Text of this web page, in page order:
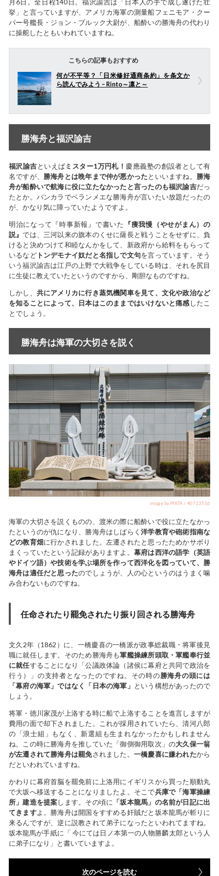
月6日。全日程140日。福沢諭吉は「日本人の手で成し遂げた壮
挙」と言っていますが、アメリカ海軍の測量船フェニモア・クー
パー号艦長・ジョン・ブルック大尉が、船酔いの勝海舟の代わり
に操舵したともいわれていますね。
こちらの記事もおすすめ
何が不平等？「日米修好通商条約」を条文か
ら読んでみよう – Rinto～凛と～
勝海舟と福沢諭吉
福沢諭吉といえばミスター1万円札！ 慶應義塾の創設者として有
名ですが、 勝海舟とは晩年まで仲が悪かったといいますね。 勝海
舟が船酔いで航海に役に立たなかったと言ったのも福沢諭吉だっ
たとか。バンカラでベランメエな勝海舟が言いたい放題だったの
が、かなり気に障っていたようですよ。
明治になって『時事新報』で書いた
『痩我慢（やせがまん）の
説』 では、三河以来の旗本のくせに薩長と戦うことをせずに、負
けると決めつけて和睦なんかをして、新政府から給料をもらって
いるなどトンデモナイ奴だと名指しで文句を言っています。そう
いう福沢諭吉は江戸の上野で大戦争をしている時は、それを尻目
に生徒に教えていたというのですから、剛胆なものですね。
しかし、 共にアメリカに行き蒸気機関車を見て、文化や政治など
を知ることによって、日本はこのままではいけないと痛感 したこ
とでしょう。
勝海舟は海軍の大切さを説く
image by PIXTA / 40713516
海軍の大切さを説くものの、渡米の際に船酔いで役に立たなかっ
たというのが仇になり、勝海舟はしばらく洋学教育や砲術指南な
どの教育畑に行かされました。左遷されたと思ったためかサボり
まくっていたという記録がありますよ。 幕府は西洋の語学（英語
やドイツ語）や技術を学ぶ場所を作って西洋化を図っていて、勝
海舟は適任だと思ったのでしょうが、人の心というのはうまく噛
み合わないものですね。
任命されたり罷免されたり振り回される勝海舟
文久2年（1862）に、一橋慶喜の一橋派が政事総裁職・将軍後見
職に就任します。そのため勝海舟も軍艦操練所頭取・軍艦奉行並
に就任することになり「公議政体論（諸侯に幕府と共同で政治を
行う）」の支持者となったのですね。その時の勝海舟の頭には
「幕府の海軍」ではなく「日本の海軍」 という構想があったので
しょう。
将軍・徳川家茂が上洛する時に船で上洛することを進言しますが
費用の面で却下されました。これが採用されていたら、清河八郎
の「浪士組」もなく、新選組も生まれなかったかもしれません
ね。この時に勝海舟を推していた「御側御用取次」の大久保一翁
が左遷されて勝海舟は罷免されました。 一橋慶喜に嫌われたから
だといわれていますね。
かわりに幕府首脳を罷免前に上洛用にイギリスから買った順動丸
で大坂へ移送することになりましたよ。そこで兵庫で「海軍操練
所」建造を提案します。その頃に 「坂本龍馬」の名前が日記に出
てきますよ。勝海舟は開国をすすめる奸賊だと坂本龍馬が斬りに
来るんですが、逆に説教されて弟子になったといわれてますね。
坂本龍馬が手紙に「 今にては日ノ本第一の人物勝麟太郎という人
に弟子になり」と書いていますよ。
次のページを読む